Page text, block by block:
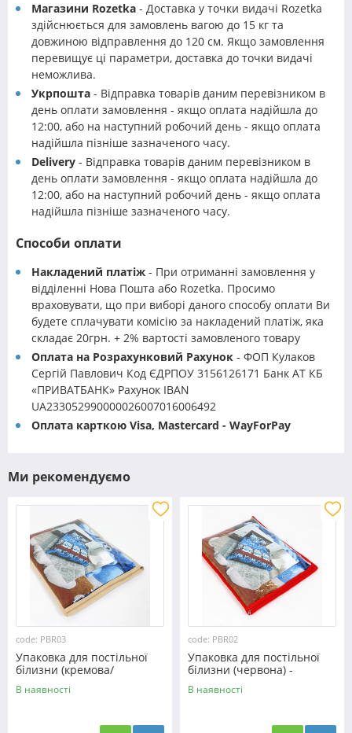
Магазини Rozetka - Доставка у точки видачі Rozetka
здійснюється для замовлень вагою до 15 кг та
довжиною відправлення до 120 см. Якщо замовлення
перевищує ці параметри, доставка до точки видачі
неможлива.
Укрпошта - Відправка товарів даним перевізником в
день оплати замовлення - якщо оплата надійшла до
12:00, або на наступний робочий день - якщо оплата
надійшла пізніше зазначеного часу.
Delivery - Відправка товарів даним перевізником в
день оплати замовлення - якщо оплата надійшла до
12:00, або на наступний робочий день - якщо оплата
надійшла пізніше зазначеного часу.
Способи оплати
Накладений платіж - При отриманні замовлення у
відділенні Нова Пошта або Rozetka. Просимо
враховувати, що при виборі даного способу оплати Ви
будете сплачувати комісію за накладений платіж, яка
складає 20грн. + 2% вартості замовленого товару
Оплата на Розрахунковий Рахунок - ФОП Кулаков
Сергій Павлович Код ЄДРПОУ 3156126171 Банк АТ КБ
«ПРИВАТБАНК» Рахунок IBAN
UA233052990000026007016006492
Оплата карткою Visa, Mastercard - WayForPay
Ми рекомендуємо
code: PBR03
Упаковка для постільної
білизни (кремова/
коричнева) - євро
В наявності
code: PBR02
Упаковка для постільної
білизни (червона) -
двоспальна
В наявності